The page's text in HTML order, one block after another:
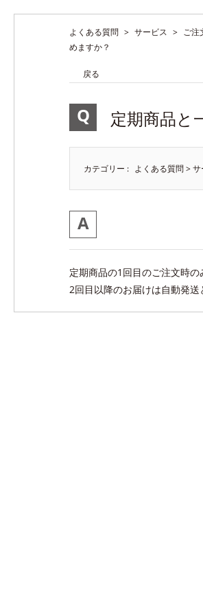
よくある質問 > サービス > ご注
めますか？
戻る
定期商品と
カテゴリー : よくある質問>サ
定期商品の1回目のご注文時の
2回目以降のお届けは自動発送